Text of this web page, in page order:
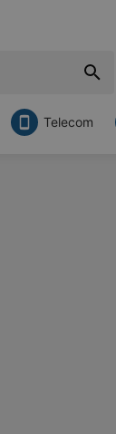
Telecom